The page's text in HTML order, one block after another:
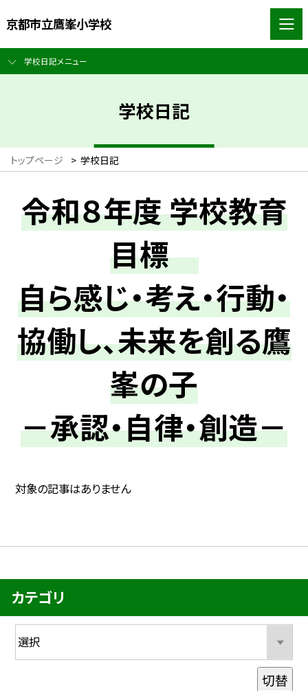
京都市立鷹峯小学校
学校日記メニュー
学校日記
トップページ > 学校日記
令和８年度 学校教育
目標
自ら感じ・考え・行動・
協働し、未来を創る鷹
峯の子
－承認・自律・創造－
対象の記事はありません
カテゴリ
切替